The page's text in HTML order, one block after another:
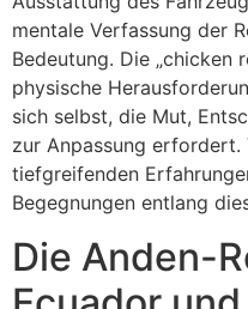
mentale Verfassung der
Bedeutung. Die „chicken
physische
sich selbst, die Mut,
zur Anpassung erfordert.
tiefgreifenden
Begegnungen entlang
Die Anden-